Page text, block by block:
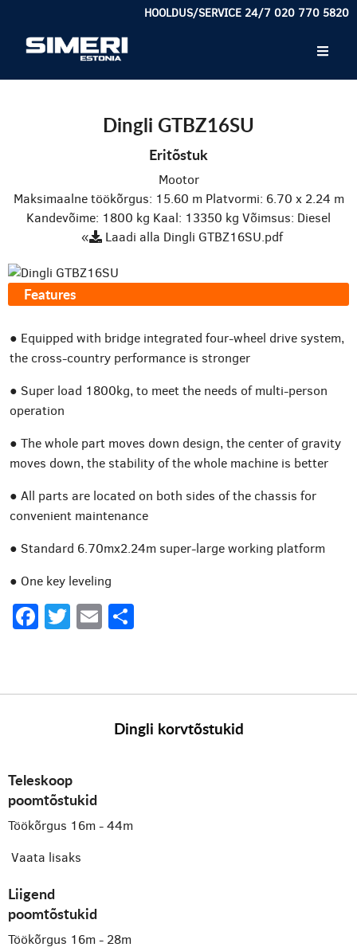
HOOLDUS/SERVICE 24/7 020 770 5820
Dingli GTBZ16SU
Eritõstuk
Mootor
Maksimaalne töökõrgus: 15.60 m Platvormi: 6.70 x 2.24 m
Kandevõime: 1800 kg Kaal: 13350 kg Võimsus: Diesel
«
Laadi alla Dingli GTBZ16SU.pdf
Features
● Equipped with bridge integrated four-wheel drive system,
the cross-country performance is stronger
● Super load 1800kg, to meet the needs of multi-person
operation
● The whole part moves down design, the center of gravity
moves down, the stability of the whole machine is better
● All parts are located on both sides of the chassis for
convenient maintenance
● Standard 6.70mx2.24m super-large working platform
● One key leveling
Facebook
Twitter
Email
Dingli korvtõstukid
Teleskoop
poomtõstukid
Töökõrgus 16m - 44m
Vaata lisaks
Liigend
poomtõstukid
Töökõrgus 16m - 28m